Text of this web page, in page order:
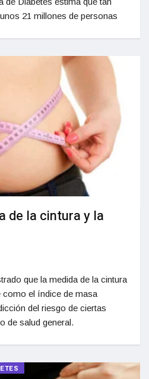
21 millones de personas
de la cintura y la
que la medida de la cintura
como el índice de masa
del riesgo de ciertas
de salud general.